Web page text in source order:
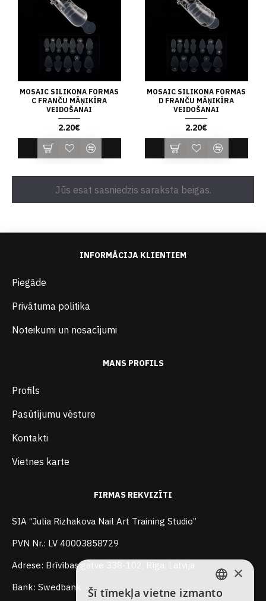
MOSAIC SILIKONA FORMAS
C FRANČU MĀŅIKĪRA
VEIDOŠANAI
2.20€
MOSAIC SILIKONA FORMAS
D FRANČU MĀŅIKĪRA
VEIDOŠANAI
2.20€
Jūs esat sasniedzis saraksta beigas.
INFORMĀCIJA KLIENTIEM
Piegāde
Privātuma politika
Noteikumi un nosacījumi
MANS PROFILS
Profils
Pasūtījumu vēsture
Kontakti
Vietnes karte
FIRMAS REKVIZĪTI
SIA “Julia Rizhakova Nail Art Training Studio”
PVN Nr.: LV 40003858729
Adrese: Brīvības gatve 338-102, Rīga, Latvija
Bank: Swedbank
LATVIAN
×
Šī tīmekļa vietne izmanto